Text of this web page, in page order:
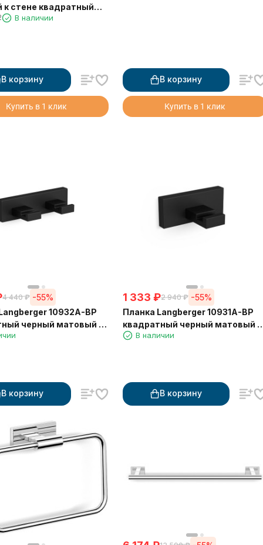
к стене квадратный
В наличии
В корзину
Купить в 1 клик
В корзину
Купить в 1 клик
4 440 ₽ -55%
черный матовый 2
В корзину
1 333 ₽2 940 ₽ -55%
Планка Langberger 10931A-BP
квадратный черный матовый 1
крючок
В наличии
В корзину